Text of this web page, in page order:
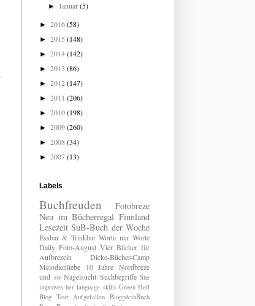
►Januar(5)
► 2016(58)
► 2015 (148)
► 2014(142)
► 2013 (86)
► 2012(147)
► 2011 (206)
► 2010(198)
► 2009(260)
► 2008(34)
► 2007(13)
Labels
Buchfreuden
Fotobreze
Neu im Bücherregal Finnland
Lesezeit SuB-Buch der Woche
Essbar & Trinkbar Worte nur Worte
Daily Foto-August Vier Bücher für
Aufbrezeln
Dicke-Bücher-Camp
Melodienliebe
10 Jahre Nordbreze
und so Nagelsucht Suchbegriffe She
improves her language skills Green Hell
Blog Tour Aufgefallen BloggdeinBuch